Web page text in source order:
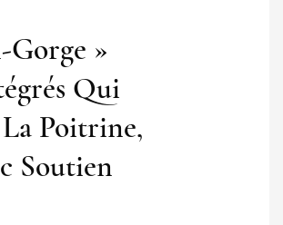
Gorge »
Qui
Poitrine,
Soutien